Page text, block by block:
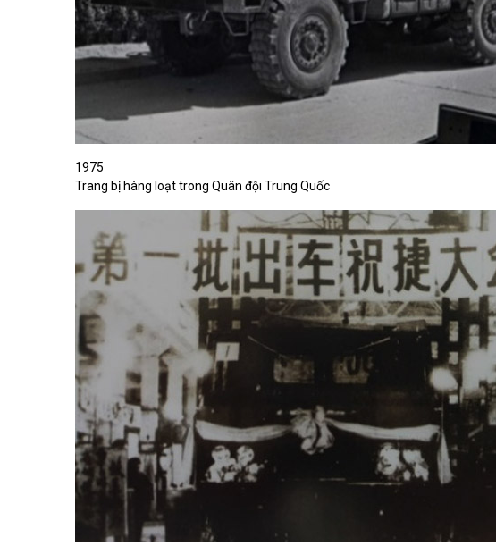
1975
Trang bị hàng loạt trong Quân đội Trung Quốc